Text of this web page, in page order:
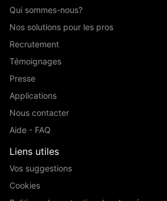
Qui sommes-nous?
Nos solutions pour les pros
Recrutement
Témoignages
Presse
Applications
Nous contacter
Aide - FAQ
Liens utiles
Vos suggestions
Cookies